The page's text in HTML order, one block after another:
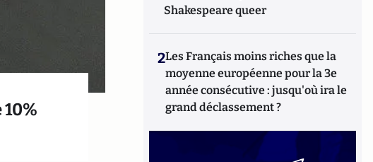
Shakespeare queer
2Les Français moins riches que la
moyenne européenne pour la 3e
année consécutive : jusqu'où ira le
grand déclassement ?